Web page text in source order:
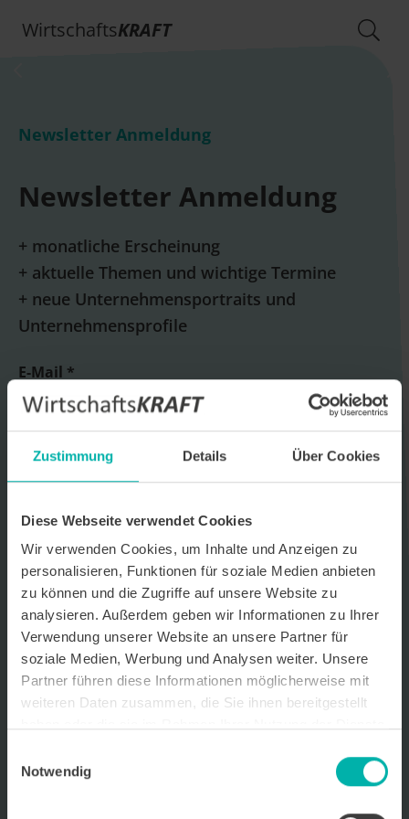
Zustimmung Details Über Cookies
Diese Webseite verwendet Cookies
Wir verwenden Cookies, um Inhalte und Anzeigen zu
personalisieren, Funktionen für soziale Medien anbieten
zu können und die Zugriffe auf unsere Website zu
analysieren. Außerdem geben wir Informationen zu Ihrer
Verwendung unserer Website an unsere Partner für
soziale Medien, Werbung und Analysen weiter. Unsere
Partner führen diese Informationen möglicherweise mit
weiteren Daten zusammen, die Sie ihnen bereitgestellt
Notwendig
WirtschaftsKRAFT
Newsletter Anmeldung
Newsletter Anmeldung
+ monatliche Erscheinung
+ aktuelle Themen und wichtige Termine
+ neue Unternehmensportraits und
Unternehmensprofile
E-Mail *
Ich stimme zu, dass ich monatlich den kostenlosen Newsletter
WirtschaftsKRAFT der INFO - Das Magazin Pforzheim GmbH
persönlichen Interessen auszurichten, stimme ich außerdem zu,
hierfür mein personenbezogenes Nutzungsverhalten des
Newsletters zu erfassen und auszuwerten. Der Newsletter enthält
begleitende Werbeinformationen zu Produkten und
Dienstleistungen lokal ansässiger Werbekunden. Ich kann meine
Einwilligung jederzeit kostenfrei für die Zukunft durch den in jedem
Newsletter enthaltenen Abmeldelink oder per E-Mail an info@info-
pforzheim.de widerrufen. Meine E-Mail-Adresse wird ausschließlich
zur Zustellung des Newsletters genutzt. Detaillierte Informationen
zum Umgang mit Ihren Daten und der von uns eingesetzten
Newsletter-Software Cleverreach finden Sie in unserer
Datenschutzerklärung.